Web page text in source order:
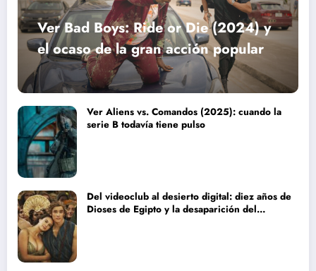
Ver Bad Boys: Ride or Die (2024) y
el ocaso de la gran acción popular
Ver Aliens vs. Comandos (2025): cuando la
serie B todavía tiene pulso
Del videoclub al desierto digital: diez años de
Dioses de Egipto y la desaparición del